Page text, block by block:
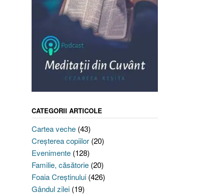
CATEGORII ARTICOLE
Cartea veche(43)
Creşterea copiilor(20)
Evenimente(128)
Familie, căsătorie(20)
Foaia Creştinului(426)
Gândul zilei(19)